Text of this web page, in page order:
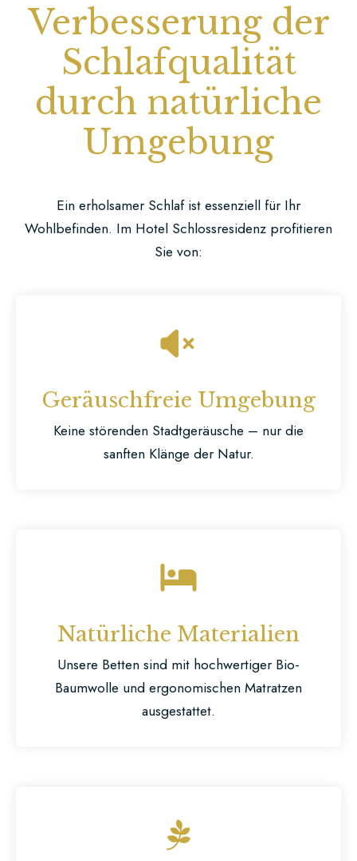
Verbesserung der
Schlafqualität
durch natürliche
Umgebung
Ein erholsamer Schlaf ist essenziell für Ihr
Wohlbefinden. Im Hotel Schlossresidenz profitieren
Sie von:
Geräuschfreie Umgebung
Keine störenden Stadtgeräusche – nur die
sanften Klänge der Natur.
Natürliche Materialien
Unsere Betten sind mit hochwertiger Bio-
Baumwolle und ergonomischen Matratzen
ausgestattet.